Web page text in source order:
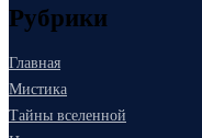
Рубрики
Главная
Мистика
Тайны вселенной